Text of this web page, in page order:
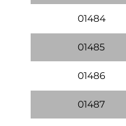
01484
01485
01486
01487